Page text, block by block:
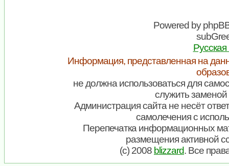
Powered by
Информация, представленная на
не должна использоваться для
служить заменой
Администрация сайта не несёт
самолечения с
Перепечатка информационных
размещения активной
(c) 2008 blizzard. Все